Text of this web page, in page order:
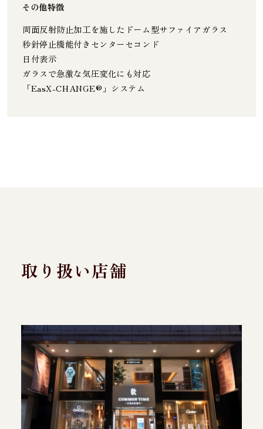
その他特徴
両面反射防止加工を施したドーム型サファイアガラス
秒針停止機能付きセンターセコンド
日付表示
ガラスで急激な気圧変化にも対応
「EasX-CHANGE®」システム
取り扱い店舗